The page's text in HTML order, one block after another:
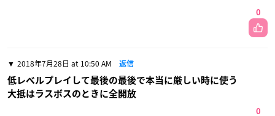
0
2018年7月28日 at 10:50 AM 返信
低レベルプレイして最後の最後で本当に厳しい時に使う
大抵はラスボスのときに全開放
0